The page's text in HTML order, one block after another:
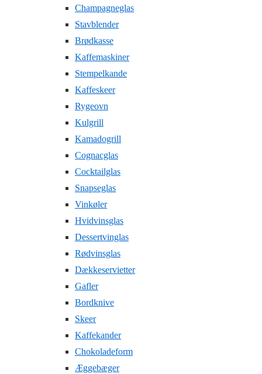
Champagneglas
Stavblender
Brødkasse
Kaffemaskiner
Stempelkande
Kaffeskeer
Rygeovn
Kulgrill
Kamadogrill
Cognacglas
Cocktailglas
Snapseglas
Vinkøler
Hvidvinsglas
Dessertvinglas
Rødvinsglas
Dækkeservietter
Gafler
Bordknive
Skeer
Kaffekander
Chokoladeform
Æggebæger